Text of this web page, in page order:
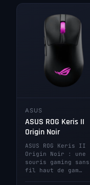
ASUS
ASUS ROG Keris II
Origin Noir
ASUS ROG Keris II
Origin Noir : une
souris gaming sans
fil haut de gam…